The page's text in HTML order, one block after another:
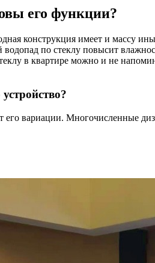
его функции?
конструкция имеет и массу
по стеклу повысит
в квартире можно и не
его вариации. Многочисленные